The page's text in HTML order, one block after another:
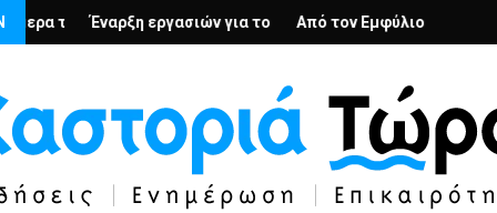
Ο Άρμιν Βέγκνερ απέναντι στη λήθη
για το Κέντρο Ημέρας Ολικής Φροντίδας στην Καστοριά
Από τον Εμφύλιο στην Πόλωση: το ίδιο έργο,
KIFF 51: Η εικόνα